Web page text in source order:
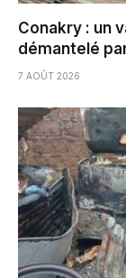
Conakry : un
démantelé
7 AOÛT 2026